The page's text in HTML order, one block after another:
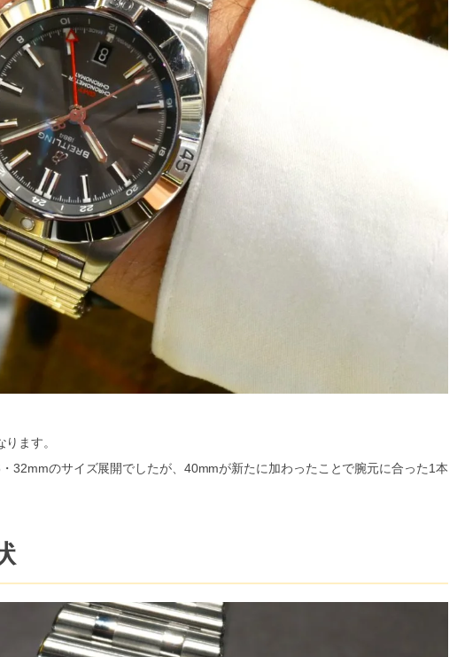
ます。
32mmのサイズ展開でしたが、40mmが新たに加わったことで腕元に合った1本